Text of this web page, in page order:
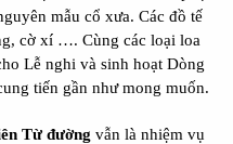
mẫu cổ xưa. Các đồ tế
cờ xí …. Cùng các loại loa
Lễ nghi và sinh hoạt Dòng
tiến gần như mong muốn.
Từ đường vẫn là nhiệm vụ